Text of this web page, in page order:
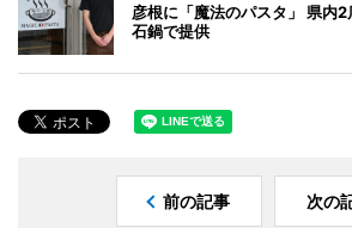
彦根に「魔法のパスタ」 県内
石鍋で提供
前の記事 次の